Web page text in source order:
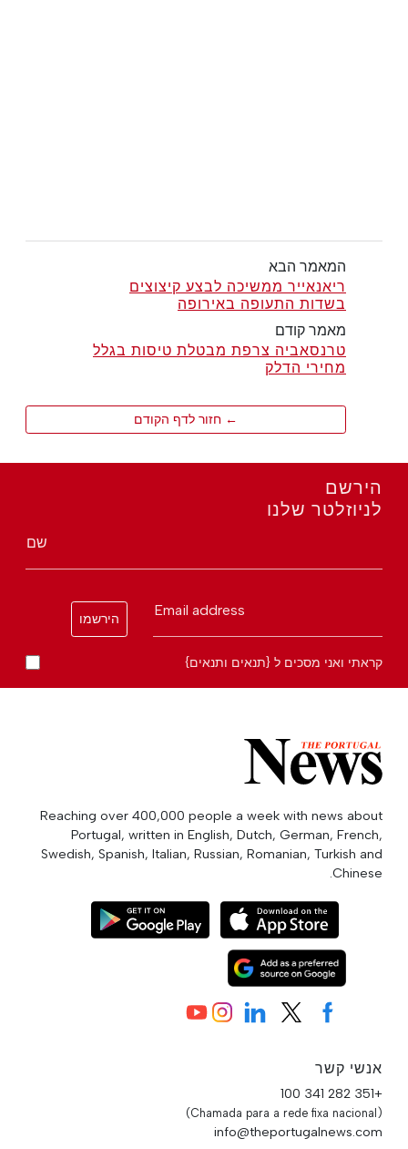
המאמר הבא
ריאנאייר ממשיכה לבצע קיצוצים
בשדות התעופה באירופה
מאמר קודם
טרנסאביה צרפת מבטלת טיסות בגלל
מחירי הדלק
← חזור לדף הקודם
הירשם
לניוזלטר שלנו
שם
Email address
הירשמו
קראתי ואני מסכים ל {תנאים ותנאים}
Reaching over 400,000 people a week with news about
Portugal, written in English, Dutch, German, French,
Swedish, Spanish, Italian, Russian, Romanian, Turkish and
Chinese.
אנשי קשר
+351 282 341 100
(Chamada para a rede fixa nacional)
info@theportugalnews.com